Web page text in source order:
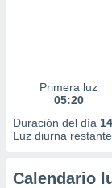
Primera luz
05:20
Duración del día
Luz diurna restante
Calendario